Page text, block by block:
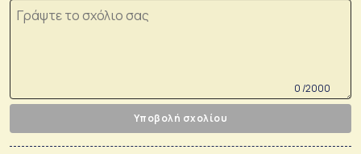
0 /2000
Υποβολή σχολίου